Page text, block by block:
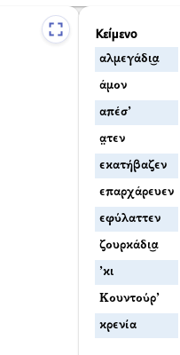
Κείμενο
αλμεγάδι͜α
άμον
απέσ’
α̤τεν
εκατήβαζεν
επαρχάρευεν
εφύλαττεν
ζουρκάδι͜α
’κι
Κουντούρ’
κρενία